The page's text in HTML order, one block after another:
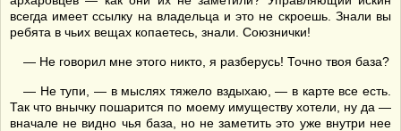
всегда имеет ссылку на владельца и это не скроешь. Знали вы
ребята в чьих вещах копаетесь, знали. Союзнички!
— Не говорил мне этого никто, я разберусь! Точно твоя база?
— Не тупи, — в мыслях тяжело вздыхаю, — в карте все есть.
Так что внычку пошарится по моему имуществу хотели, ну да —
вначале не видно чья база, но не заметить это уже внутри нее